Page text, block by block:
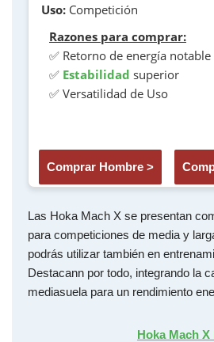
Uso: Competición
Razones para comprar:
✅ Retorno de energía notable
✅ Estabilidad superior
✅ Versatilidad de Uso
Comprar Hombre >
Las Hoka Mach X se presentan
para competiciones de media y
podrás utilizar también en
Destacann por todo, integrando la
mediasuela para un rendimiento
Hoka Mach